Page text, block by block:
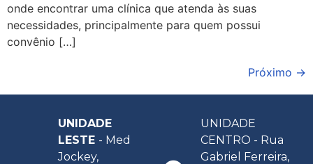
onde encontrar uma clínica que atenda às suas
necessidades, principalmente para quem possui
convênio […]
Próximo →
UNIDADE
LESTE - Med
Jockey,
UNIDADE
CENTRO - Rua
Gabriel Ferreira,